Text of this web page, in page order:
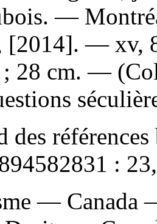
—
[2014]. — xv,
; 28 cm. —
des
:
—